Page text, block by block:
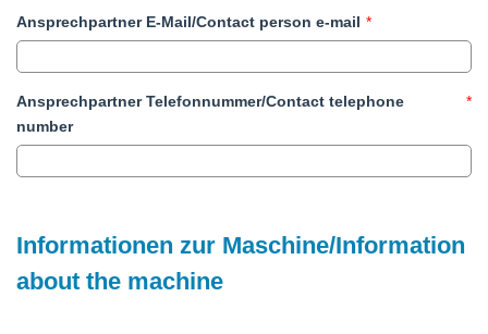
Ansprechpartner E-Mail/Contact person e-mail *
Ansprechpartner Telefonnummer/Contact telephone
number
*
Informationen zur Maschine/Information
about the machine